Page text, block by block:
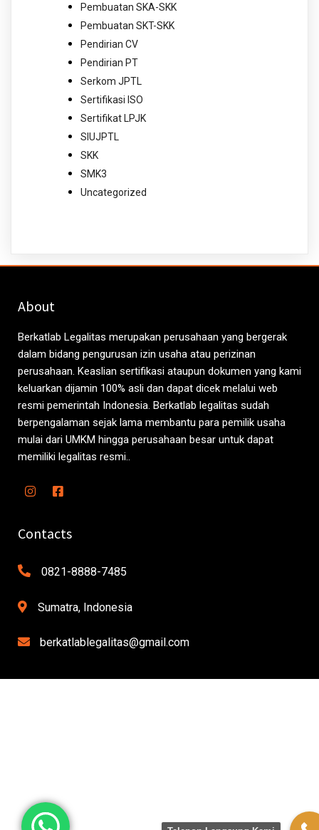
Pembuatan SKA-SKK
Pembuatan SKT-SKK
Pendirian CV
Pendirian PT
Serkom JPTL
Sertifikasi ISO
Sertifikat LPJK
SIUJPTL
SKK
SMK3
Uncategorized
About
Berkatlab Legalitas merupakan perusahaan yang bergerak
dalam bidang pengurusan izin usaha atau perizinan
perusahaan. Keaslian sertifikasi ataupun dokumen yang kami
keluarkan dijamin 100% asli dan dapat dicek melalui web
resmi pemerintah Indonesia. Berkatlab legalitas sudah
berpengalaman sejak lama membantu para pemilik usaha
mulai dari UMKM hingga perusahaan besar untuk dapat
memiliki legalitas resmi..
Contacts
0821-8888-7485
Sumatra, Indonesia
berkatlablegalitas@gmail.com